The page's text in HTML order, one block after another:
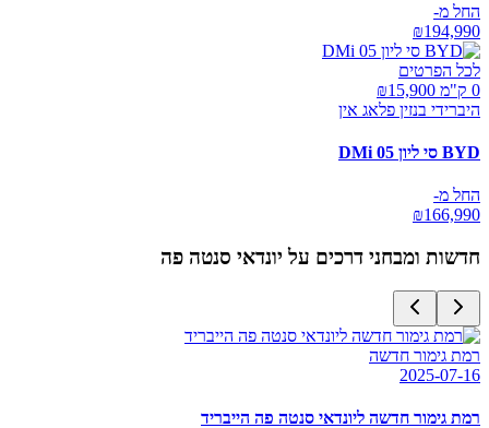
החל מ-
₪194,990
לכל הפרטים
0 ק"מ ₪
15,900
היברידי בנזין פלאג אין
BYD סי ליון 05 DMi
החל מ-
₪166,990
חדשות ומבחני דרכים על יונדאי סנטה פה
רמת גימור חדשה
2025-07-16
רמת גימור חדשה ליונדאי סנטה פה הייבריד